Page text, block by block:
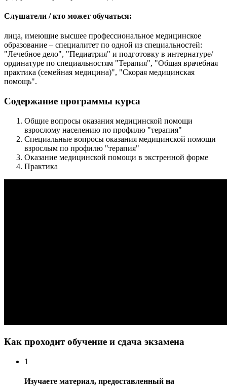
Слушатели / кто может обучаться:
лица, имеющие высшее профессиональное медицинское
образование – специалитет по одной из специальностей:
"Лечебное дело", "Педиатрия" и подготовку в интернатуре/
ординатуре по специальностям "Терапия", "Общая врачебная
практика (семейная медицина)", "Скорая медицинская
помощь".
Содержание программы курса
Общие вопросы оказания медицинской помощи
взрослому населению по профилю "терапия"
Специальные вопросы оказания медицинской помощи
взрослым по профилю "терапия"
Оказание медицинской помощи в экстренной форме
Практика
Как проходит обучение и сдача экзамена
1
Изучаете материал, предоставленный на